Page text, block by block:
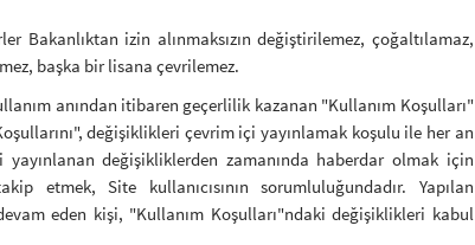
Bakanlıktan izin alınmaksızın değiştirilemez, çoğaltılamaz,
başka bir lisana çevrilemez.
anından itibaren geçerlilik kazanan "Kullanım Koşulları"
değişiklikleri çevrim içi yayınlamak koşulu ile her an
değişikliklerden zamanında haberdar olmak için
etmek, Site kullanıcısının sorumluluğundadır. Yapılan
eden kişi, "Kullanım Koşulları"ndaki değişiklikleri kabul